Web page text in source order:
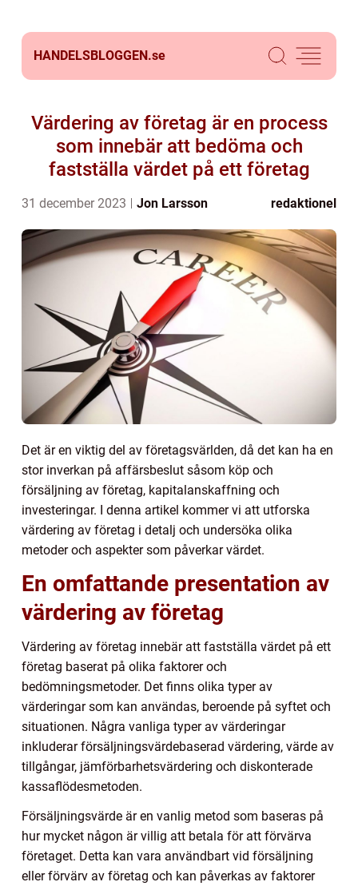
HANDELSBLOGGEN.se
Värdering av företag är en process
som innebär att bedöma och
fastställa värdet på ett företag
31 december 2023 Jon Larsson redaktionel
Det är en viktig del av företagsvärlden, då det kan ha en
stor inverkan på affärsbeslut såsom köp och
försäljning av företag, kapitalanskaffning och
investeringar. I denna artikel kommer vi att utforska
värdering av företag i detalj och undersöka olika
metoder och aspekter som påverkar värdet.
En omfattande presentation av
värdering av företag
Värdering av företag innebär att fastställa värdet på ett
företag baserat på olika faktorer och
bedömningsmetoder. Det finns olika typer av
värderingar som kan användas, beroende på syftet och
situationen. Några vanliga typer av värderingar
inkluderar försäljningsvärdebaserad värdering, värde av
tillgångar, jämförbarhetsvärdering och diskonterade
kassaflödesmetoden.
Försäljningsvärde är en vanlig metod som baseras på
hur mycket någon är villig att betala för att förvärva
företaget. Detta kan vara användbart vid försäljning
eller förvärv av företag och kan påverkas av faktorer